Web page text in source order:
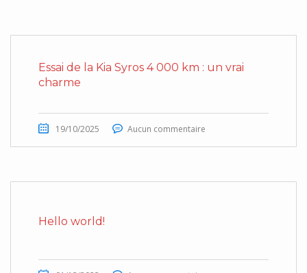
Essai de la Kia Syros 4 000 km : un vrai
charme
19/10/2025 Aucun commentaire
Hello world!